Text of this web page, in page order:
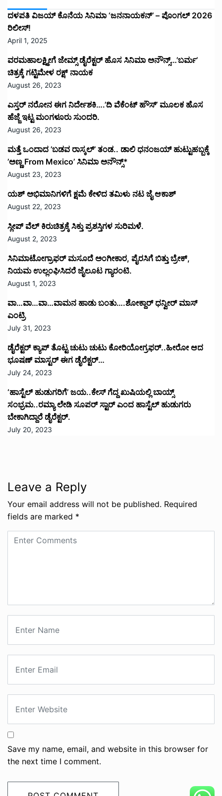
ದಳಪತಿ ವಿಜಯ್‌ ಕೊನೆಯ ಸಿನಿಮಾ ‘ಜನನಾಯಕನ್’ – ಪೊಂಗಲ್ 2026
ರಿಲೀಸ್!
April 1, 2025
ವರಮಹಾಲಕ್ಷ್ಮೀಗೆ ಜೇಮ್ಸ್ ಡೈರೆಕ್ಟರ್ ಹೊಸ ಸಿನಿಮಾ ಅನೌನ್ಸ್…’ಬರ್ಮ’
ಚಿತ್ರಕ್ಕೆ ಗಟ್ಟಿಮೇಳ ರಕ್ಷ್ ನಾಯಕ
August 26, 2023
ಎಸ್ತರ್ ನರೋನ ಈಗ ನಿರ್ದೇಶಕಿ….’ದಿ ವೆಕೆಂಟ್ ಹೌಸ್‌’‌ ಮೂಲಕ ಹೊಸ
ಹೆಜ್ಜೆ ಇಟ್ಟ ಮಂಗಳೂರು ಸುಂದರಿ.
August 26, 2023
ಮತ್ತೆ ಒಂದಾದ ’ಬಡವ ರಾಸ್ಕಲ್’ ತಂಡ.. ಡಾಲಿ ಧನಂಜಯ್ ಹುಟ್ಟುಹಬ್ಬಕ್ಕೆ
’ಅಣ್ಣ From Mexico’ ಸಿನಿಮಾ ಅನೌನ್ಸ್*
August 23, 2023
ಯಶ್ ಅಭಿಮಾನಿಗಳಿಗೆ ಕ್ಷಮೆ ಕೇಳಿದ ತಮಿಳು ನಟ ಜೈ ಆಕಾಶ್
August 22, 2023
ಸ್ಲೀಪ್ ವೆಲ್ ಕಿರುಚಿತ್ರಕ್ಕೆ ಸಿಕ್ತು ಪ್ರಶಸ್ತಿಗಳ ಸುರಿಮಳೆ.
August 2, 2023
ಸಿನಿಮಾಟೋಗ್ರಾಫರ್ ಮಸೂದೆ ಅಂಗೀಕಾರ, ಪೈರಸಿಗೆ ಬಿತ್ತು ಬ್ರೇಕ್,
ನಿಯಮ ಉಲ್ಲಂಘಿಸಿದರೆ ಜೈಲೂಟ ಗ್ಯಾರಂಟಿ.
August 1, 2023
ವಾ…ವಾ…ವಾ…ವಾಮನ ಹಾಡು ಬಂತು….ಶೋಕ್ದಾರ್ ಧನ್ವೀರ್ ಮಾಸ್
ಎಂಟ್ರಿ
July 31, 2023
ಡೈರೆಕ್ಟರ್ ಕ್ಯಾಪ್ ತೊಟ್ಟ ಚುಟು ಚುಟು ಕೋರಿಯೋಗ್ರಫರ್..ಹೀರೋ ಆದ
ಭೂಷಣ್ ಮಾಸ್ಟರ್ ಈಗ ಡೈರೆಕ್ಟರ್…
July 24, 2023
‘ಹಾಸ್ಟೆಲ್ ಹುಡುಗರಿಗೆ’ ಜಯ..ಕೇಸ್ ಗೆದ್ದ ಖುಷಿಯಲ್ಲಿ ಬಾಯ್ಸ್
ಸಂಭ್ರಮ..ರಮ್ಯಾ ಲೇಡಿ ಸೂಪರ್ ಸ್ಟಾರ್ ಎಂದ ಹಾಸ್ಟೆಲ್ ಹುಡುಗರು
ಬೇಕಾಗಿದ್ದಾರೆ ಡೈರೆಕ್ಟರ್.
July 20, 2023
Leave a Reply
Your email address will not be published. Required
fields are marked *
Save my name, email, and website in this browser for
the next time I comment.